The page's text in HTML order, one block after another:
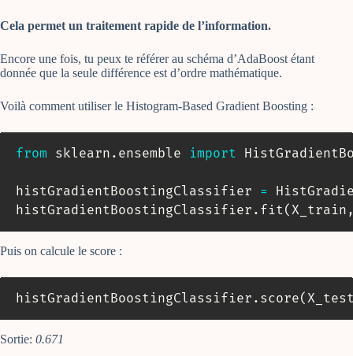
Cela permet un traitement rapide de l’information.
Encore une fois, tu peux te référer au schéma d’AdaBoost étant
donnée que la seule différence est d’ordre mathématique.
Voilà comment utiliser le Histogram-Based Gradient Boosting :
from sklearn . ensemble import
histGradientBoostingClassifier =
histGradientBoostingClassifier . fit(X_train
Puis on calcule le score :
histGradientBoostingClassifier . score(
Sortie: 0.671